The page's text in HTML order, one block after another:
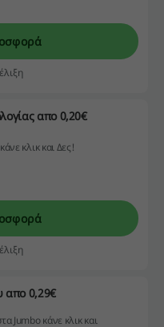
απο 0,20€
κλικ και Δες!
απο 0,29€
Jumbo κάνε κλικ και